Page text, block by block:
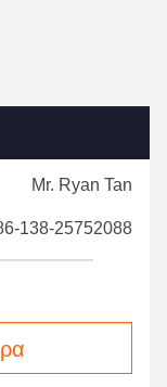
Mr. Ryan Tan
138-25752088